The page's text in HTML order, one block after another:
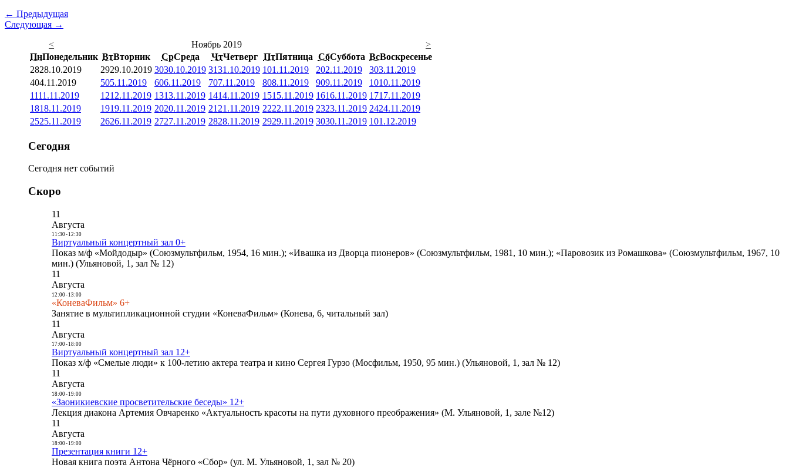
← Предыдущая
Следующая →
<
Ноябрь 2019
>
ПнПонедельник ВтВторник СрСреда ЧтЧетверг ПтПятница СбСуббота ВсВоскресенье
2828.10.2019 2929.10.2019 3030.10.2019 3131.10.2019 101.11.2019 202.11.2019 303.11.2019
404.11.2019 505.11.2019 606.11.2019 707.11.2019 808.11.2019 909.11.2019 1010.11.2019
1111.11.2019 1212.11.2019 1313.11.2019 1414.11.2019 1515.11.2019 1616.11.2019 1717.11.2019
1818.11.2019 1919.11.2019 2020.11.2019 21 21.11.2019 2222.11.2019 2323.11.2019 2424.11.2019
2525.11.2019 2626.11.2019 2727.11.2019 2828.11.2019 2929.11.2019 3030.11.2019 101.12.2019
Сегодня
Сегодня нет событий
Скоро
11
Августа
11:30- 12:30
Виртуальный концертный зал 0+
Показ м/ф «Мойдодыр» (Союзмультфильм, 1954, 16 мин.); «Ивашка из Дворца пионеров» (Союзмультфильм, 1981, 10 мин.); «Паровозик из Ромашкова» (Союзмультфильм, 1967, 10
мин.) (Ульяновой, 1, зал № 12)
11
Августа
12:00- 13:00
«КоневаФильм» 6+
Занятие в мультипликационной студии «КоневаФильм» (Конева, 6, читальный зал)
11
Августа
17:00- 18:00
Виртуальный концертный зал 12+
Показ х/ф «Смелые люди» к 100-летию актера театра и кино Сергея Гурзо (Мосфильм, 1950, 95 мин.) (Ульяновой, 1, зал № 12)
11
Августа
18:00- 19:00
«Заоникиевские просветительские беседы» 12+
Лекция диакона Артемия Овчаренко «Актуальность красоты на пути духовного преображения» (М. Ульяновой, 1, зале №12)
11
Августа
18:00- 19:00
Презентация книги 12+
Новая книга поэта Антона Чёрного «Сбор» (ул. М. Ульяновой, 1, зал № 20)